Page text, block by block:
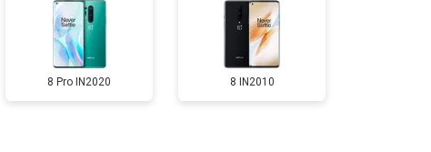
от 1400 ₽ Заказать
8 Pro IN2020 8 IN2010